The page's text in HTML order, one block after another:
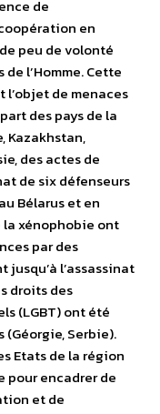
de
en
peu de volonté
l’Homme. Cette
l’objet de menaces
des pays de la
Kazakhstan,
des actes de
de six défenseurs
Bélarus et en
la xénophobie ont
par des
l’assassinat
droits des
(LGBT) ont été
Serbie).
Etats de la région
pour encadrer de
et de